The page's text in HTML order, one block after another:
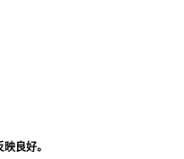
良好。